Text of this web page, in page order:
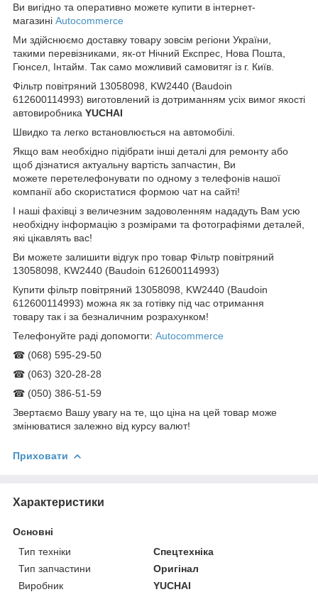
Ви вигідно та оперативно можете купити в інтернет-
магазині Autocommerce
Ми здійснюємо доставку товару зовсім регіони України,
такими перевізниками, як-от Нічний Експрес, Нова Пошта,
Гюнсел, Інтайм. Так само можливий самовитяг із г. Київ.
Фільтр повітряний 13058098, KW2440 (Baudoin
612600114993) виготовлений із дотриманням усіх вимог якості
автовиробника YUCHAI
Швидко та легко встановлюється на автомобілі.
Якщо вам необхідно підібрати інші деталі для ремонту або
щоб дізнатися актуальну вартість запчастин, Ви
можете перетелефонувати по одному з телефонів нашої
компанії або скористатися формою чат на сайті!
І наші фахівці з величезним задоволенням нададуть Вам усю
необхідну інформацію з розмірами та фотографіями деталей,
які цікавлять вас!
Ви можете залишити відгук про товар Фільтр повітряний
13058098, KW2440 (Baudoin 612600114993)
Купити фільтр повітряний 13058098, KW2440 (Baudoin
612600114993) можна як за готівку під час отримання
товару так і за безналичним розрахунком!
Телефонуйте раді допомогти: Autocommerce
☎ (068) 595-29-50
☎ (063) 320-28-28
☎ (050) 386-51-59
Звертаємо Вашу увагу на те, що ціна на цей товар може
змінюватися залежно від курсу валют!
Приховати
Характеристики
Основні
Тип техніки
Спецтехніка
Тип запчастини
Оригінал
Виробник
YUCHAI